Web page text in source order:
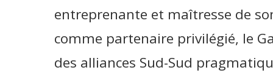
entreprenante et maîtresse de
comme partenaire privilégié, le
des alliances Sud-Sud